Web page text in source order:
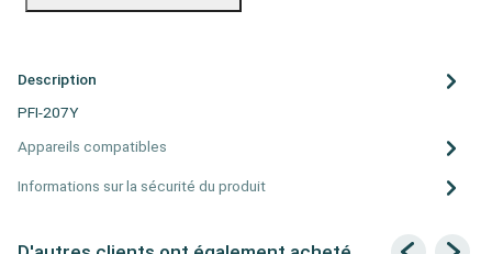
Description
PFI-207Y
Appareils compatibles
Informations sur la sécurité du produit